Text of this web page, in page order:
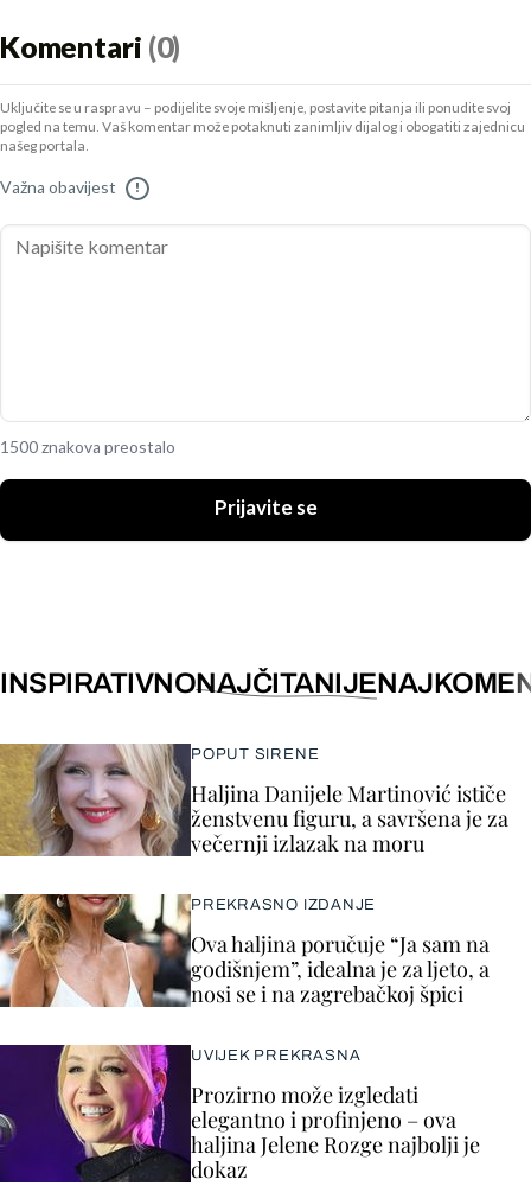
Komentari (0)
Uključite se u raspravu – podijelite svoje mišljenje, postavite pitanja ili ponudite svoj
pogled na temu. Vaš komentar može potaknuti zanimljiv dijalog i obogatiti zajednicu
našeg portala.
Važna obavijest !
1500 znakova preostalo
Prijavite se
INSPIRATIVNONAJČITANIJE
POPUT SIRENE
Haljina Danijele Martinović ističe
ženstvenu figuru, a savršena je za
večernji izlazak na moru
PREKRASNO IZDANJE
Ova haljina poručuje “Ja sam na
godišnjem”, idealna je za ljeto, a
nosi se i na zagrebačkoj špici
UVIJEK PREKRASNA
Prozirno može izgledati
elegantno i profinjeno – ova
haljina Jelene Rozge najbolji je
dokaz